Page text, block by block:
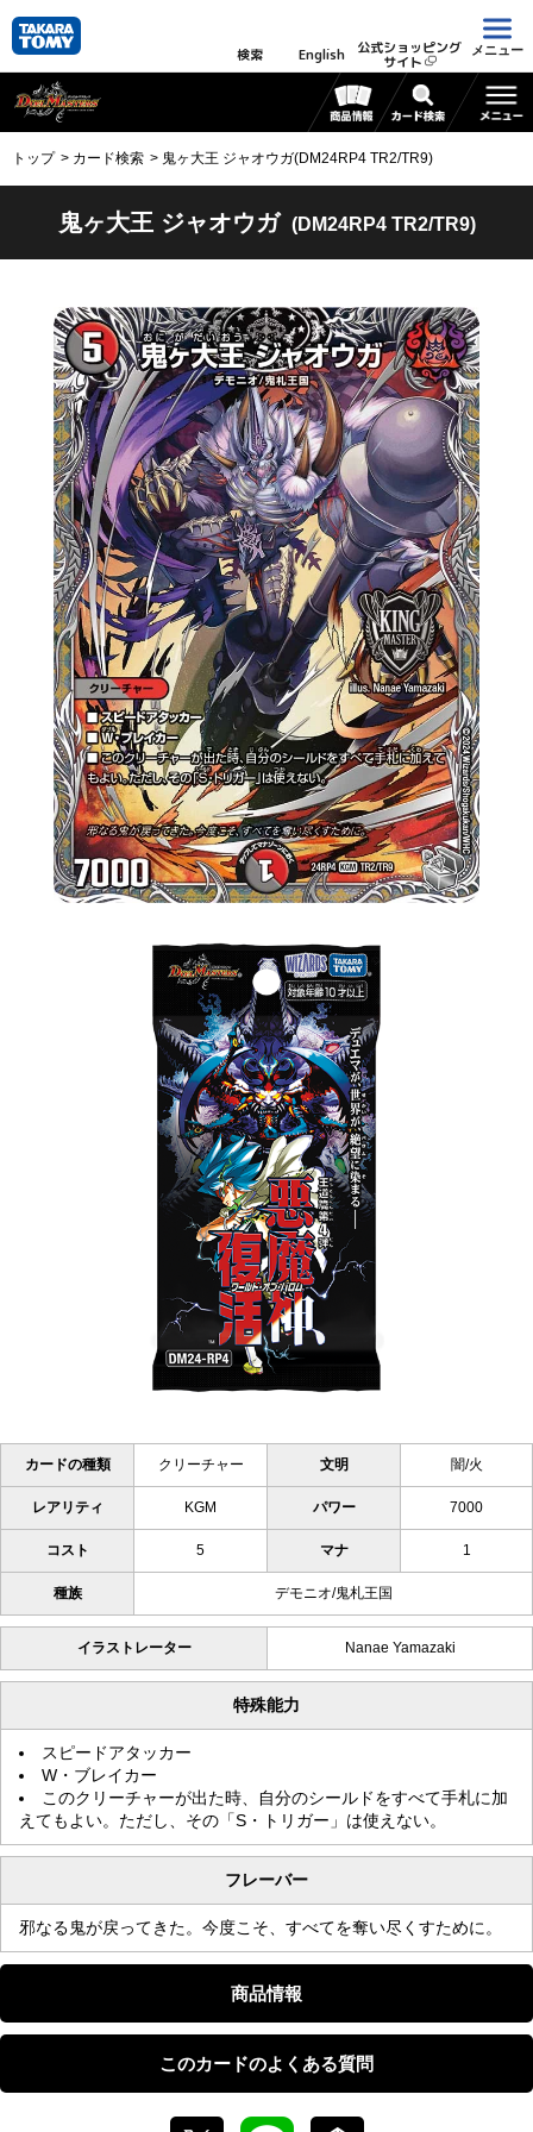
検索 English 公式ショッピング
サイト
メニュー
トップ カード検索 鬼ヶ大王 ジャオウガ(DM24RP4 TR2/TR9)
鬼ヶ大王 ジャオウガ (DM24RP4 TR2/TR9)
カードの種類 クリーチャー 文明 闇/火
レアリティ KGM パワー 7000
コスト 5 マナ 1
種族 デモニオ/鬼札王国
イラストレーター Nanae Yamazaki
特殊能力
スピードアタッカー
W・ブレイカー
このクリーチャーが出た時、自分のシールドをすべて手札に加
えてもよい。ただし、その「S・トリガー」は使えない。
フレーバー
邪なる鬼が戻ってきた。今度こそ、すべてを奪い尽くすために。
商品情報
このカードのよくある質問